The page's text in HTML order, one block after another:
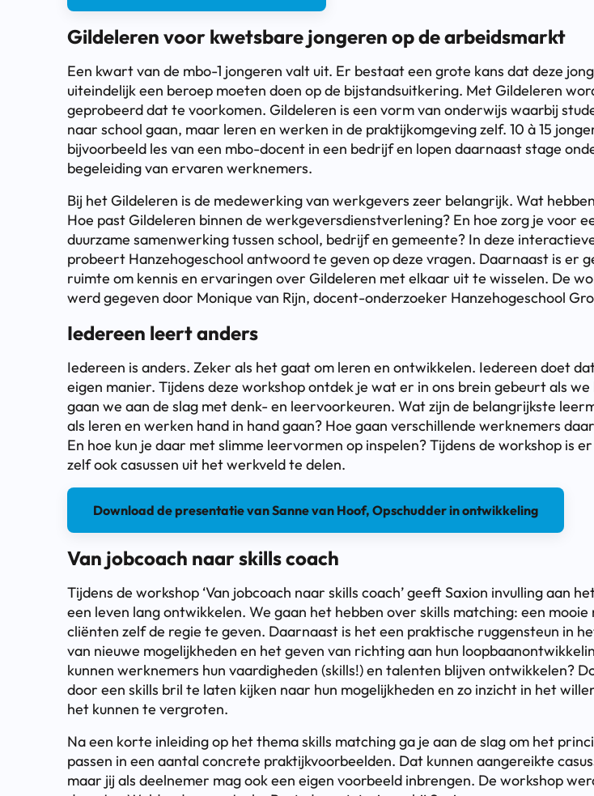
Gildeleren voor kwetsbare jongeren op de arbeidsmarkt
Een kwart van de mbo-1 jongeren valt uit. Er bestaat een grote kans dat deze
uiteindelijk een beroep moeten doen op de bijstandsuitkering. Met Gildeleren
geprobeerd dat te voorkomen. Gildeleren is een vorm van onderwijs waarbij
naar school gaan, maar leren en werken in de praktijkomgeving zelf. 10 à 15
bijvoorbeeld les van een mbo-docent in een bedrijf en lopen daarnaast stage
begeleiding van ervaren werknemers.
Bij het Gildeleren is de medewerking van werkgevers zeer belangrijk. Wat
Hoe past Gildeleren binnen de werkgeversdienstverlening? En hoe zorg je voor
duurzame samenwerking tussen school, bedrijf en gemeente? In deze
probeert Hanzehogeschool antwoord te geven op deze vragen. Daarnaast is er
ruimte om kennis en ervaringen over Gildeleren met elkaar uit te wisselen. De
werd gegeven door Monique van Rijn, docent-onderzoeker Hanzehogeschool
Iedereen leert anders
Iedereen is anders. Zeker als het gaat om leren en ontwikkelen. Iedereen doet
eigen manier. Tijdens deze workshop ontdek je wat er in ons brein gebeurt als we
gaan we aan de slag met denk- en leervoorkeuren. Wat zijn de belangrijkste
als leren en werken hand in hand gaan? Hoe gaan verschillende werknemers
En hoe kun je daar met slimme leervormen op inspelen? Tijdens de workshop is
zelf ook casussen uit het werkveld te delen.
Download de presentatie van Sanne van Hoof, Opschudder in ontwikkeling
Van jobcoach naar skills coach
Tijdens de workshop ‘Van jobcoach naar skills coach’ geeft Saxion invulling aan
een leven lang ontwikkelen. We gaan het hebben over skills matching: een mooie
cliënten zelf de regie te geven. Daarnaast is het een praktische ruggensteun in
van nieuwe mogelijkheden en het geven van richting aan hun
kunnen werknemers hun vaardigheden (skills!) en talenten blijven ontwikkelen?
door een skills bril te laten kijken naar hun mogelijkheden en zo inzicht in het
het kunnen te vergroten.
Na een korte inleiding op het thema skills matching ga je aan de slag om het
passen in een aantal concrete praktijkvoorbeelden. Dat kunnen aangereikte
maar jij als deelnemer mag ook een eigen voorbeeld inbrengen. De workshop